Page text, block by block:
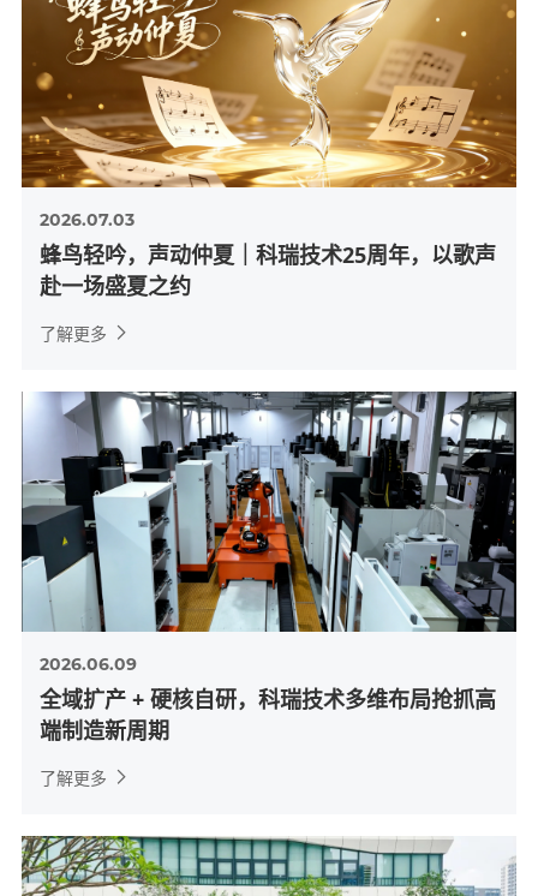
2026.07.03
蜂鸟轻吟，声动仲夏｜科瑞技术25周年，以歌声
赴一场盛夏之约
了解更多
2026.06.09
全域扩产 + 硬核自研，科瑞技术多维布局抢抓高
端制造新周期
了解更多